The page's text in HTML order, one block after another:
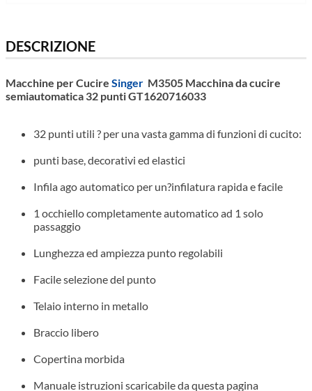
DESCRIZIONE
Macchine per Cucire Singer M3505 Macchina da cucire
semiautomatica 32 punti GT1620716033
32 punti utili ? per una vasta gamma di funzioni di cucito:
punti base, decorativi ed elastici
Infila ago automatico per un?infilatura rapida e facile
1 occhiello completamente automatico ad 1 solo
passaggio
Lunghezza ed ampiezza punto regolabili
Facile selezione del punto
Telaio interno in metallo
Braccio libero
Copertina morbida
Manuale istruzioni scaricabile da questa pagina